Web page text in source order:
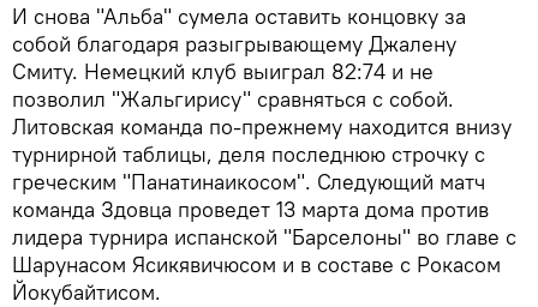
И снова "Альба" сумела оставить концовку за
собой благодаря разыгрывающему Джалену
Смиту. Немецкий клуб выиграл 82:74 и не
позволил "Жальгирису" сравняться с собой.
Литовская команда по-прежнему находится внизу
турнирной таблицы, деля последнюю строчку с
греческим "Панатинаикосом". Следующий матч
команда Здовца проведет 13 марта дома против
лидера турнира испанской "Барселоны" во главе с
Шарунасом Ясикявичюсом и в составе с Рокасом
Йокубайтисом.